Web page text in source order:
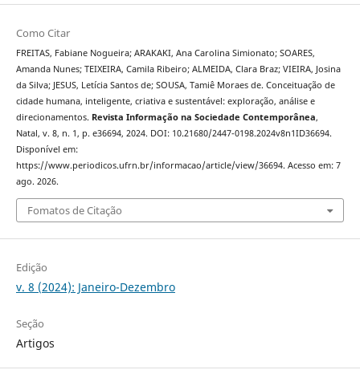
Como Citar
FREITAS, Fabiane Nogueira; ARAKAKI, Ana Carolina Simionato; SOARES,
Amanda Nunes; TEIXEIRA, Camila Ribeiro; ALMEIDA, Clara Braz; VIEIRA, Josina
da Silva; JESUS, Letícia Santos de; SOUSA, Tamiê Moraes de. Conceituação de
cidade humana, inteligente, criativa e sustentável: exploração, análise e
direcionamentos. Revista Informação na Sociedade Contemporânea,
Natal, v. 8, n. 1, p. e36694, 2024. DOI: 10.21680/2447-0198.2024v8n1ID36694.
Disponível em:
https://www.periodicos.ufrn.br/informacao/article/view/36694. Acesso em: 7
ago. 2026.
Fomatos de Citação
Edição
v. 8 (2024): Janeiro-Dezembro
Seção
Artigos